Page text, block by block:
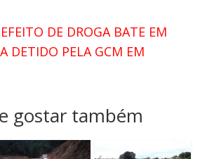
DE DROGA BATE EM
DETIDO PELA GCM EM
gostar também